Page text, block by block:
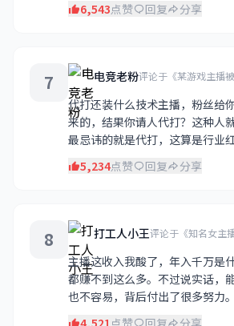
6,543点赞 回复 分享
7 电竞老粉评论于《某游戏主播
代打还装什么技术主播，粉丝给
来的，结果你请人代打？这种人
最忌讳的就是代打，这算是行业红
5,234点赞 回复 分享
8 打工人小王评论于《知名女主
主播这收入我酸了，年入千万是
都赚不到这么多。不过说实话，
也不容易，背后付出了很多努力。
4,521点赞 回复 分享